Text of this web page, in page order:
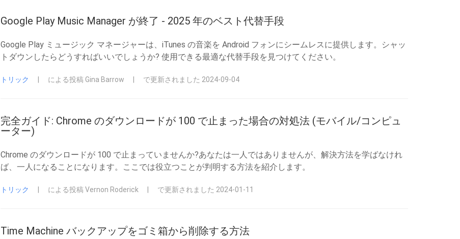
Google Play Music Manager が終了 - 2025 年のベスト代替手段
Google Play ミュージック マネージャーは、iTunes の音楽を Android フォンにシームレスに提供します。シャッ
トダウンしたらどうすればいいでしょうか? 使用できる最適な代替手段を見つけてください。
トリック による投稿 Gina Barrow で更新されました 2024-09-04
完全ガイド: Chrome のダウンロードが 100 で止まった場合の対処法 (モバイル/コンピュ
ーター)
Chrome のダウンロードが 100 で止まっていませんか?あなたは一人ではありませんが、解決方法を学ばなけれ
ば、一人になることになります。ここでは役立つことが判明する方法を紹介します。
トリック による投稿 Vernon Roderick で更新されました 2024-01-11
Time Machine バックアップをゴミ箱から削除する方法